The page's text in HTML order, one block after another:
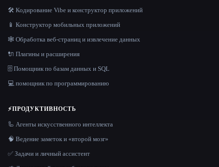
🛠️ Кодирование Vibe и конструктор приложений
📱 Конструктор мобильных приложений
🕸️ Обработка веб-страниц и извлечение данных
🔌 Плагины и расширения
🗄️ Помощник по базам данных и SQL
💻 помощник по программированию
⚡ПРОДУКТИВНОСТЬ
🦾 Агенты искусственного интеллекта
🧠 Ведение заметок и «второй мозг»
✅ Задачи и личный ассистент